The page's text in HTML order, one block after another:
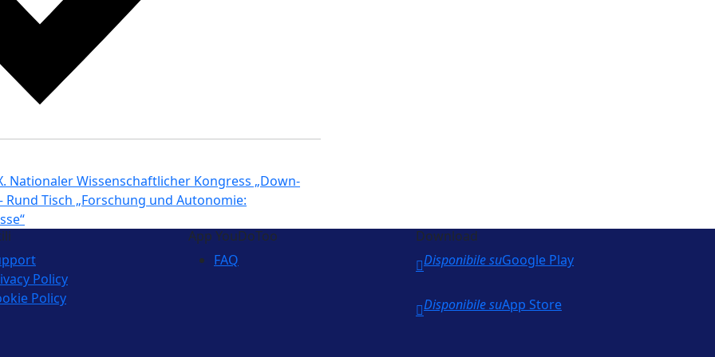
Nationaler Wissenschaftlicher Kongress „Down-
Tisch „Forschung und Autonomie:
Policy
Policy
App YouDoToo
FAQ
Download
Disponibile suGoogle Play
Disponibile suApp Store